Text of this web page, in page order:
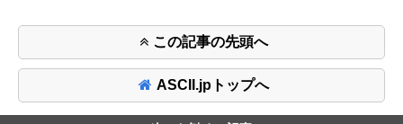
この記事の先頭へ
ASCII.jpトップへ